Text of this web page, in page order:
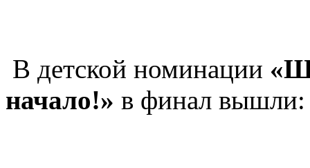
В детской номинации
начало!» в финал вышли: